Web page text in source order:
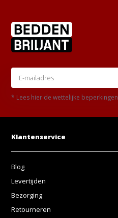
* Lees hier de wettelijke beperkingen
Klantenservice
Blog
Levertijden
Bezorging
Retourneren